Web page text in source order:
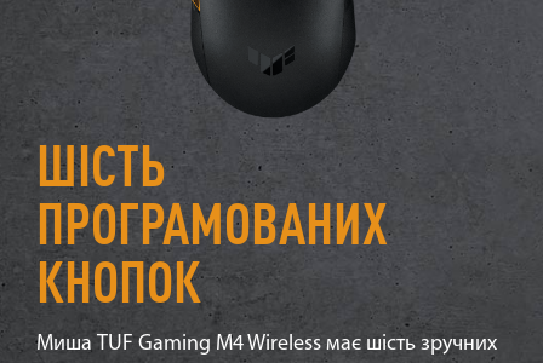
ШІСТЬ
ПРОГРАМОВАНИХ
КНОПОК
Миша TUF Gaming M4 Wireless має шість зручних